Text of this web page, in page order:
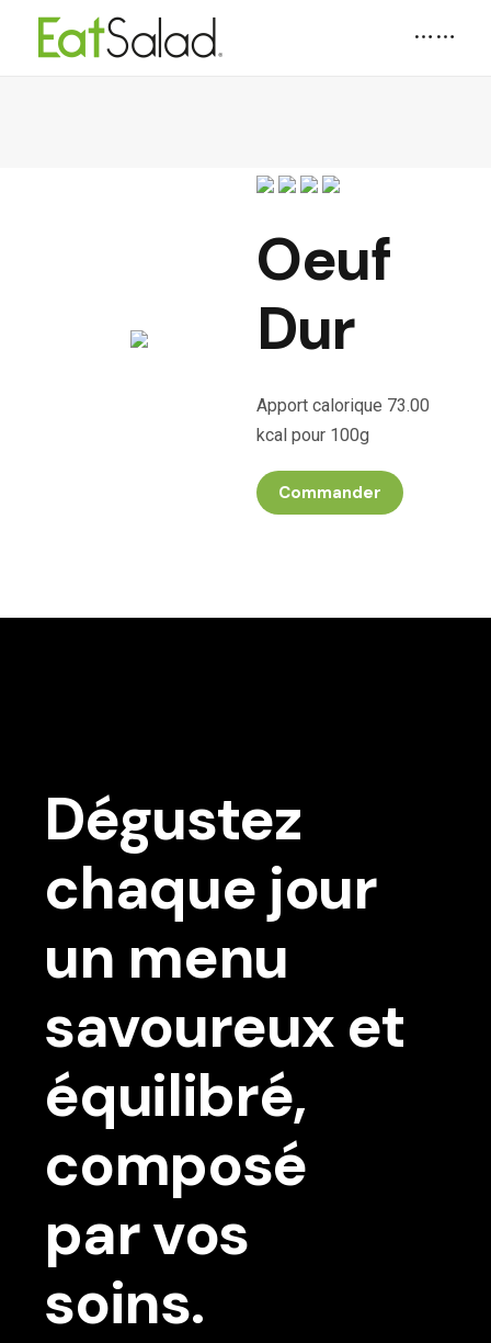
Oeuf
Dur
Apport calorique 73.00
kcal pour 100g
Commander
Dégustez
chaque jour
un menu
savoureux et
équilibré,
composé
par vos
soins.